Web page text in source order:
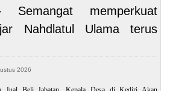
memperkuat
Nahdlatul Ulama terus
2026